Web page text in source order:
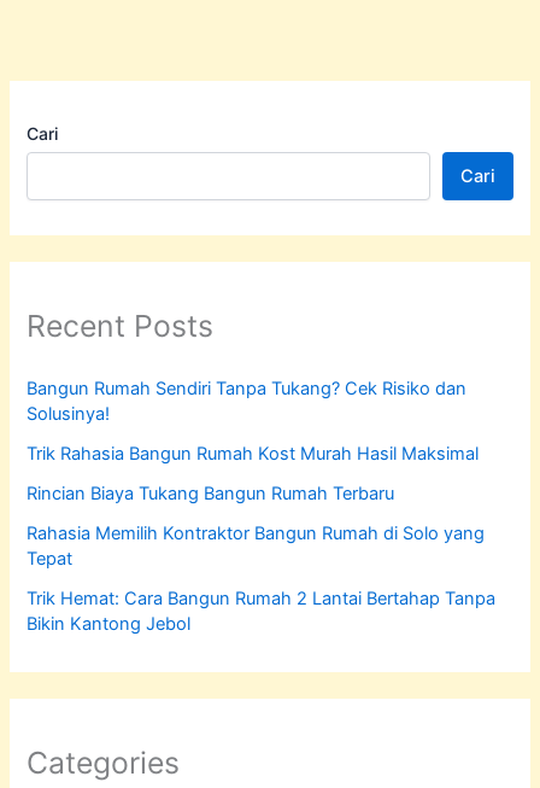
Cari
Cari
Recent Posts
Bangun Rumah Sendiri Tanpa Tukang? Cek Risiko dan
Solusinya!
Trik Rahasia Bangun Rumah Kost Murah Hasil Maksimal
Rincian Biaya Tukang Bangun Rumah Terbaru
Rahasia Memilih Kontraktor Bangun Rumah di Solo yang
Tepat
Trik Hemat: Cara Bangun Rumah 2 Lantai Bertahap Tanpa
Bikin Kantong Jebol
Categories